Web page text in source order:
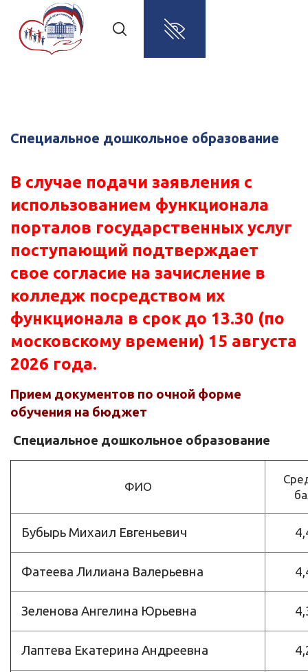
Специальное дошкольное образование
В случае подачи заявления с
использованием функционала
порталов государственных услуг
поступающий подтверждает
свое согласие на зачисление в
колледж посредством их
функционала в срок до 13.30 (по
московскому времени) 15 августа
2026 года.
Прием документов по очной форме
обучения на бюджет
Специальное дошкольное образование
ФИО
Бубырь Михаил Евгеньевич
Фатеева Лилиана Валерьевна
Зеленова Ангелина Юрьевна
Лаптева Екатерина Андреевна